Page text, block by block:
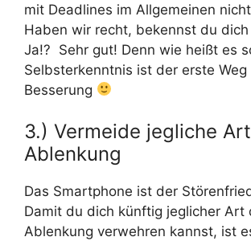
mit Deadlines im Allgemeinen
Haben wir recht, bekennst du dich
Ja!? Sehr gut! Denn wie heißt es
Selbsterkenntnis ist der erste Weg
Besserung
3.) Vermeide jegliche
Ablenkung
Das Smartphone ist der
Damit du dich künftig jeglicher Art
Ablenkung verwehren kannst, ist